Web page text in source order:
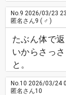
No.9 2026/03/23
匿名さん9 ( ♂ )
たぶん体で
いからさっ
と。
No.10 2026/03/24
匿名さん10